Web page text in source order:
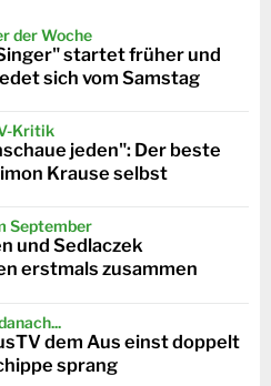
der Woche
startet früher und
sich vom Samstag
Kritik
jeden": Der beste
Krause selbst
September
und Sedlaczek
erstmals zusammen
dem Aus einst doppelt
sprang